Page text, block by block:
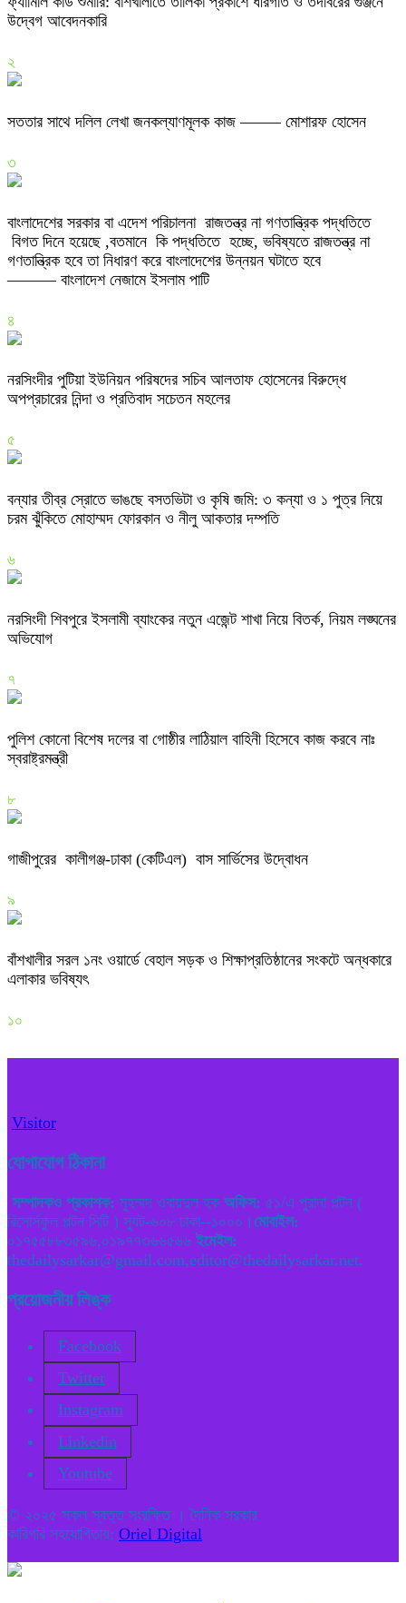
উদ্বেগ আবেদনকারি
২
সততার সাথে দলিল লেখা জনকল্যাণমূলক কাজ ——– মোশারফ হোসেন
৩
বাংলাদেশের সরকার বা এদেশ পরিচালনা রাজতন্ত্র না গণতান্ত্রিক পদ্ধতিতে
বিগত দিনে হয়েছে ,বতমানে কি পদ্ধতিতে হচ্ছে, ভবিষ্যতে রাজতন্ত্র না
গণতান্ত্রিক হবে তা নিধারণ করে বাংলাদেশের উন্নয়ন ঘটাতে হবে
——— বাংলাদেশ নেজামে ইসলাম পাটি
৪
নরসিংদীর পুটিয়া ইউনিয়ন পরিষদের সচিব আলতাফ হোসেনের বিরুদ্ধে
অপপ্রচারের নিন্দা ও প্রতিবাদ সচেতন মহলের
৫
বন্যার তীব্র স্রোতে ভাঙছে বসতভিটা ও কৃষি জমি: ৩ কন্যা ও ১ পুত্র নিয়ে
চরম ঝুঁকিতে মোহাম্মদ ফোরকান ও নীলু আকতার দম্পতি
৬
নরসিংদী শিবপুরে ইসলামী ব্যাংকের নতুন এজেন্ট শাখা নিয়ে বিতর্ক, নিয়ম লঙ্ঘনের
অভিযোগ
৭
পুলিশ কোনো বিশেষ দলের বা গোষ্ঠীর লাঠিয়াল বাহিনী হিসেবে কাজ করবে নাঃ
স্বরাষ্ট্রমন্ত্রী
৮
গাজীপুরের কালীগঞ্জ-ঢাকা (কেটিএল) বাস সার্ভিসের উদ্বোধন
৯
বাঁশখালীর সরল ১নং ওয়ার্ডে বেহাল সড়ক ও শিক্ষাপ্রতিষ্ঠানের সংকটে অন্ধকারে
এলাকার ভবিষ্যৎ
১০
Visitor
যোগাযোগ ঠিকানা
সম্পাদকও প্রকাশক: মুহম্মদ ওবায়দুল হক অফিস: ৫১/এ পুরানা পল্টন (
রিসোর্সফুল পল্টন সিটি ) স্যুট-৬০৮ ঢাকা--১০০০। মোবাইল:
০১৭৫৫৮৮৩৫৯৬,০১৯৭৭৩৬৬৫৬৬ ইমেইল:
thedailysarkar@gmail.com,editor@thedailysarkar.net.
প্রয়োজনীয় লিঙ্ক
Facebook
Twitter
Instagram
Linkedin
Youtube
© ২০২৫ সকল স্বত্ত সংরক্ষিত । দৈনিক সরকার
কারিগরি সহযোগিতায়: Oriel Digital